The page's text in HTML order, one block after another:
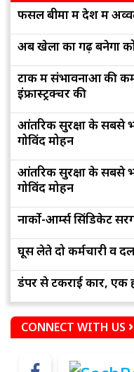
फसल बीमा में देश में
अब खेलों का गढ़ बनेगा
टोंक में संभावनाओं की
इंफ्रास्ट्रक्चर की
आंतरिक सुरक्षा के सबसे
गोविंद मोहन
आंतरिक सुरक्षा के सबसे
गोविंद मोहन
नार्को-आर्म्स सिंडिकेट
घूस लेते दो कर्मचारी व
डंपर से टकराई कार, एक
CONNECT WITH US